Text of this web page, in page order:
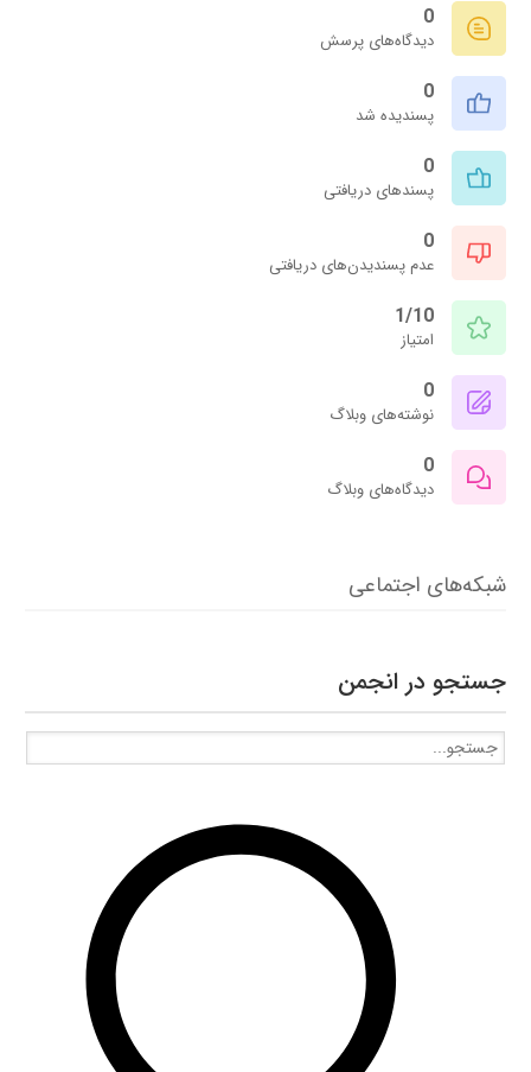
0
دیدگاه‌های پرسش
0
پسندیده شد
0
پسندهای دریافتی
0
عدم پسندیدن‌های دریافتی
1/10
امتیاز
0
نوشته‌های وبلاگ
0
دیدگاه‌های وبلاگ
شبکه‌های اجتماعی
جستجو در انجمن